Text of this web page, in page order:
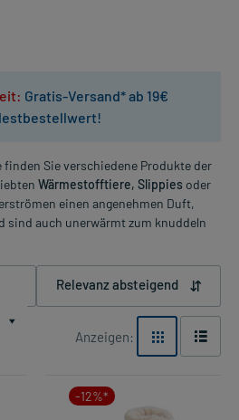
Gratis-Versand* ab 19€
finden Sie verschiedene Produkte der
Wärmestofftiere, Slippies oder
einen angenehmen Duft,
sind auch unerwärmt zum knuddeln
Relevanz absteigend
Anzeigen:
-12%*